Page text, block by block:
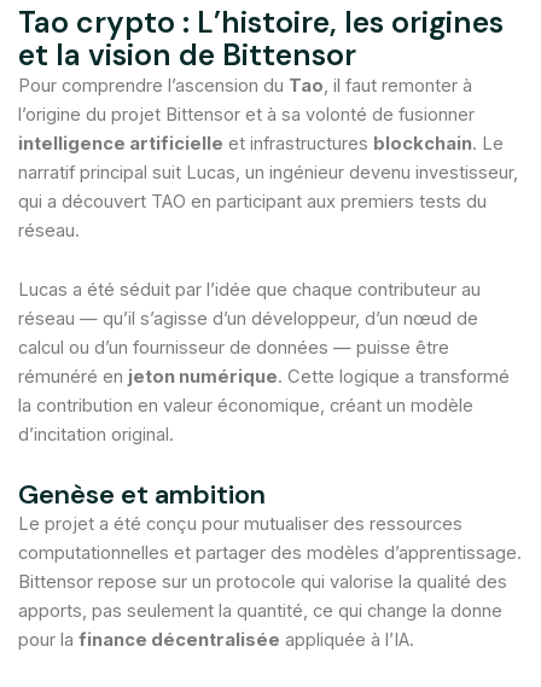
Tao crypto : L’histoire, les origines
et la vision de Bittensor
Pour comprendre l’ascension du Tao , il faut remonter à
l’origine du projet Bittensor et à sa volonté de fusionner
intelligence artificielle et infrastructures blockchain. Le
narratif principal suit Lucas, un ingénieur devenu investisseur,
qui a découvert TAO en participant aux premiers tests du
réseau.
Lucas a été séduit par l’idée que chaque contributeur au
réseau — qu’il s’agisse d’un développeur, d’un nœud de
calcul ou d’un fournisseur de données — puisse être
rémunéré en jeton numérique. Cette logique a transformé
la contribution en valeur économique, créant un modèle
d’incitation original.
Genèse et ambition
Le projet a été conçu pour mutualiser des ressources
computationnelles et partager des modèles d’apprentissage.
Bittensor repose sur un protocole qui valorise la qualité des
apports, pas seulement la quantité, ce qui change la donne
pour la finance décentralisée appliquée à l’IA.